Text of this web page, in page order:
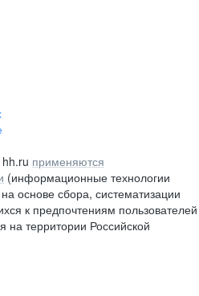
применяются
(информационные технологии
основе сбора, систематизации
к предпочтениям пользователей
на территории Российской